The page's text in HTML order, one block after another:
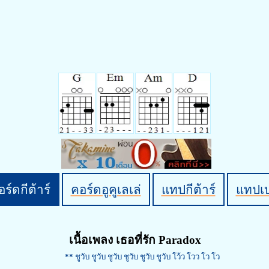
ร์ดกีต้าร์ คอร์ดอูคูเลเล่ แทปกีต้าร์ แทปเ
เนื้อเพลง เธอที่รัก Paradox
** ชูวับ ชูวับ ชูวับ ชูวับ ชูวับ ชูวับ โว้ว โวว โว โว